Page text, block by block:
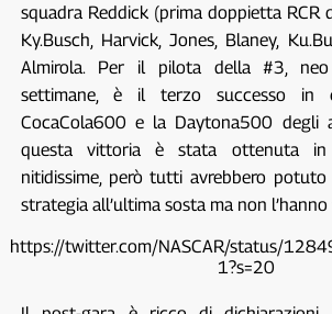
squadra Reddick (prima doppietta RCR
Ky.Busch, Harvick, Jones, Blaney,
Almirola. Per il pilota della #3,
settimane, è il terzo successo in
CocaCola600 e la Daytona500 degli
questa vittoria è stata ottenuta in
nitidissime, però tutti avrebbero
strategia all’ultima sosta ma non
https://twitter.com/NASCAR/status/
1?s=20